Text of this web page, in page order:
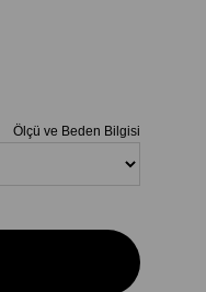
Ölçü ve Beden Bilgisi